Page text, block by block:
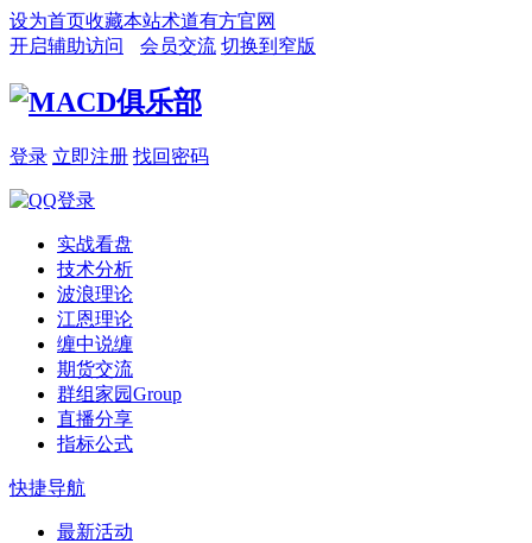
设为首页收藏本站术道有方官网
开启辅助访问
会员交流 切换到窄版
登录 立即注册 找回密码
实战看盘
技术分析
波浪理论
江恩理论
缠中说缠
期货交流
群组家园Group
直播分享
指标公式
快捷导航
最新活动